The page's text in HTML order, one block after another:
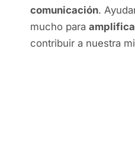
comunicación.
mucho para
contribuir a nuestra